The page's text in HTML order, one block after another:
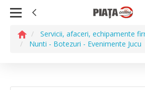
Servicii, afaceri, echipamente
Nunti - Botezuri - Evenimente Jucu